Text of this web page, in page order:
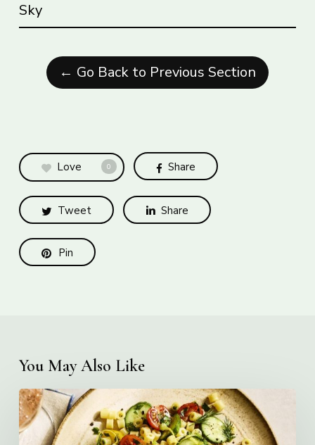
Sky
← Go Back to Previous Section
Love 0 Share
Tweet Share
Pin
You May Also Like
Creamy
Ditalini
Pasta